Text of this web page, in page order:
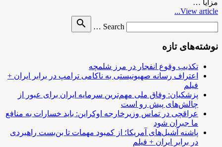
مزایا …
View article...
Search …
search
نوشته‌های تازه
تکذیب وقوع انفجار در مرز شلمچه
اعتراف رسانه صهیونیستی به ناکامی ترامپ در برابر ایران +
فیلم
پزشکیان: وفاق ملی مهم‌ترین سرمایه ایران برای عبور از
چالش‌های پیش رو است
عراقچی در تماس وزیرخارجه اوکراین: باید خسارات به منافع
ما جبران شود
پاشنه آشیل‌های آمریکا؛ از کمبود مهمات تا بن‌بست راهبردی
در برابر ایران + فیلم